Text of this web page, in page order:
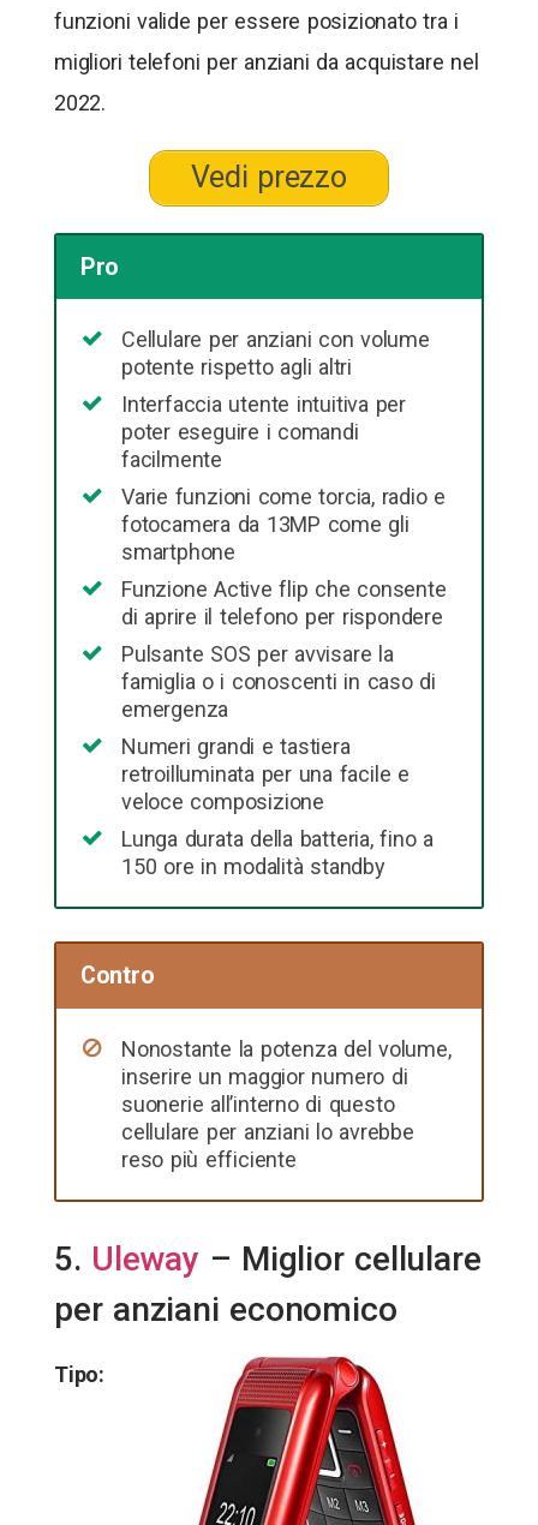
funzioni valide per essere posizionato tra i
migliori telefoni per anziani da acquistare nel
2022.
Vedi prezzo
Pro
Cellulare per anziani con volume
potente rispetto agli altri
Interfaccia utente intuitiva per
poter eseguire i comandi
facilmente
Varie funzioni come torcia, radio e
fotocamera da 13MP come gli
smartphone
Funzione Active flip che consente
di aprire il telefono per rispondere
Pulsante SOS per avvisare la
famiglia o i conoscenti in caso di
emergenza
Numeri grandi e tastiera
retroilluminata per una facile e
veloce composizione
Lunga durata della batteria, fino a
150 ore in modalità standby
Contro
Nonostante la potenza del volume,
inserire un maggior numero di
suonerie all’interno di questo
cellulare per anziani lo avrebbe
reso più efficiente
5. Uleway – Miglior cellulare
per anziani economico
Tipo: